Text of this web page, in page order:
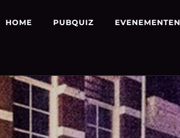
HOME PUBQUIZ EVENEMENTEN